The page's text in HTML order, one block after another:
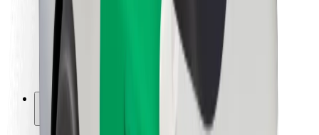
Dónde estamos
Soluciones para las ciudades
Aeropuertos
Estaciones de carga de Bolt
Soporte